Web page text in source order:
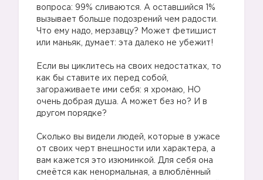
вопроса: 99% сливаются. А оставшийся 1%
вызывает больше подозрений чем радости.
Что ему надо, мерзавцу? Может фетишист
или маньяк, думает: эта далеко не убежит!
Если вы циклитесь на своих недостатках, то
как бы ставите их перед собой,
загораживаете ими себя: я хромаю, НО
очень добрая душа. А может без но? И в
другом порядке?
Сколько вы видели людей, которые в ужасе
от своих черт внешности или характера, а
вам кажется это изюминкой. Для себя она
смеётся как ненормальная, а влюблённый